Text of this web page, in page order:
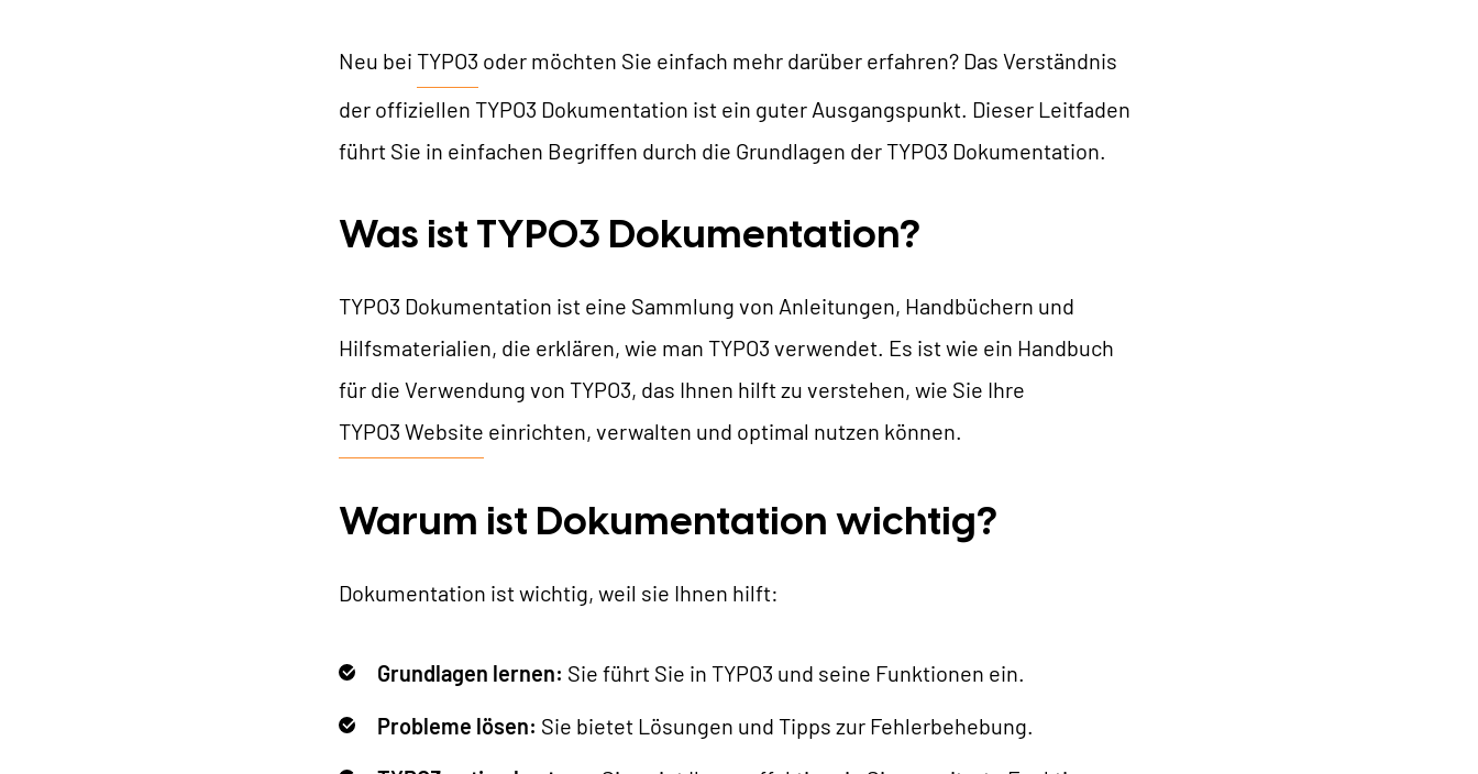
TYPO3 Upgrade Service
TYPO3 Barrierefreiheit
TYPO3 Barrierefreiheit Testen
TYPO3 Freelancer
REFERENZEN
UNSERE PREISE
WIR SIND NITSAN
Über uns
Zusammenarbeit
Jobs
T3PLANET
TYPO3 Templates
TYPO3 Extensions
BLOG ANFRAGE GLOSSAR
Neu bei TYPO3 oder möchten Sie einfach mehr darüber erfahren? Das Verständnis
der offiziellen TYPO3 Dokumentation ist ein guter Ausgangspunkt. Dieser Leitfaden
führt Sie in einfachen Begriffen durch die Grundlagen der TYPO3 Dokumentation.
Was ist TYPO3 Dokumentation?
TYPO3 Dokumentation ist eine Sammlung von Anleitungen, Handbüchern und
Hilfsmaterialien, die erklären, wie man TYPO3 verwendet. Es ist wie ein Handbuch
für die Verwendung von TYPO3, das Ihnen hilft zu verstehen, wie Sie Ihre
TYPO3 Website einrichten, verwalten und optimal nutzen können.
Warum ist Dokumentation wichtig?
Dokumentation ist wichtig, weil sie Ihnen hilft:
Grundlagen lernen: Sie führt Sie in TYPO3 und seine Funktionen ein.
Probleme lösen: Sie bietet Lösungen und Tipps zur Fehlerbehebung.